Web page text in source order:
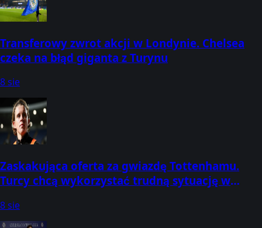
Transferowy zwrot akcji w Londynie. Chelsea
czeka na błąd giganta z Turynu
8 sie
Zaskakująca oferta za gwiazdę Tottenhamu.
Turcy chcą wykorzystać trudną sytuację w
8 sie